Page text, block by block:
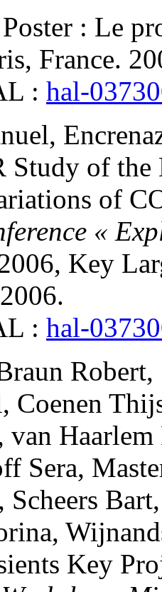
Poster : Le
France.
: hal-
,
Study of the
of
«
Key
.
: hal-
Robert,
, Coenen
van Haarlem
Sera,
, Scheers Bart
,
Key